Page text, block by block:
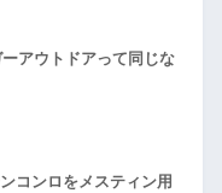
アウトドアって同じな
コンロをメスティン用